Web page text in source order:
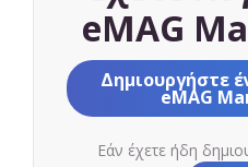
eMAG
Δημιουργήστε
eMAG
Εάν έχετε ήδη